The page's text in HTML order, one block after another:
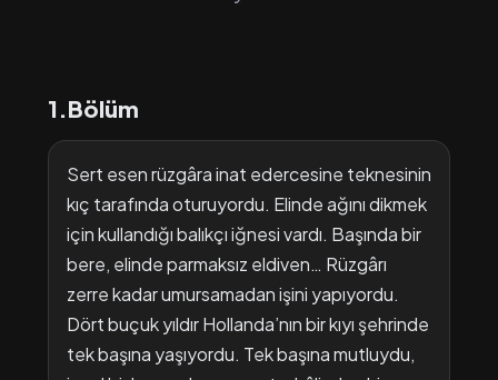
1.Bölüm
Sert esen rüzgâra inat edercesine teknesinin
kıç tarafında oturuyordu. Elinde ağını dikmek
için kullandığı balıkçı iğnesi vardı. Başında bir
bere, elinde parmaksız eldiven… Rüzgârı
zerre kadar umursamadan işini yapıyordu.
Dört buçuk yıldır Hollanda’nın bir kıyı şehrinde
tek başına yaşıyordu. Tek başına mutluydu,